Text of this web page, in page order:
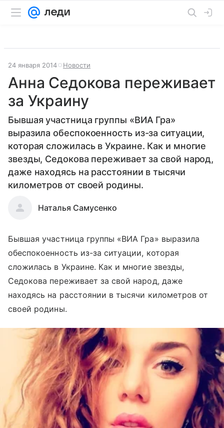
24 января 2014 Новости
Анна Седокова переживает
за Украину
Бывшая участница группы «ВИА Гра»
выразила обеспокоенность из-за ситуации,
которая сложилась в Украине. Как и многие
звезды, Седокова переживает за свой народ,
даже находясь на расстоянии в тысячи
километров от своей родины.
Наталья Самусенко
Бывшая участница группы «ВИА Гра» выразила
обеспокоенность из-за ситуации, которая
сложилась в Украине. Как и многие звезды,
Седокова переживает за свой народ, даже
находясь на расстоянии в тысячи километров от
своей родины.